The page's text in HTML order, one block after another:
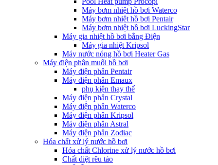
Máy bơm nhiệt hồ bơi Waterco
Máy bơm nhiệt hồ bơi Pentair
Máy bơm nhiệt hồ bơi LuckingStar
Máy gia nhiệt hồ bơi bằng Điện
Máy gia nhiệt Kripsol
Máy nước nóng hồ bơi Heater Gas
Máy điện phân muối hồ bơi
Máy điện phân Pentair
Máy điện phân Emaux
phụ kiện thay thế
Máy điện phân Crystal
Máy điện phân Waterco
Máy điện phân Kripsol
Máy điện phân Astral
Máy điện phân Zodiac
Hóa chất xử lý nước hồ bơi
Hóa chất Chlorine xử lý nước hồ bơi
Chất diệt rêu tảo